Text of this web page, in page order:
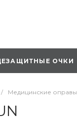
ОЧКИ
/ Медицинские оправы